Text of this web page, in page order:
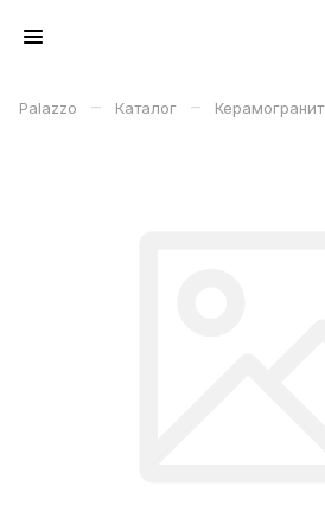
Palazzo – Каталог – Керамогранит